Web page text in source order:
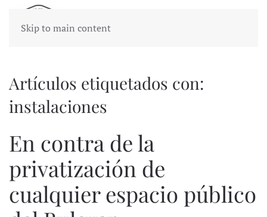
Skip to main content
Artículos etiquetados con:
instalaciones
En contra de la
privatización de
cualquier espacio público